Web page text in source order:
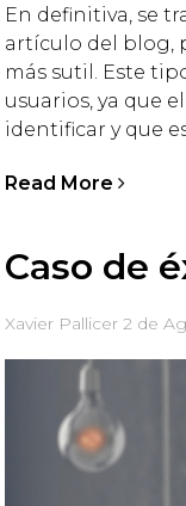
En definitiva, se
artículo del blog,
más sutil. Este
usuarios, ya que
identificar y que
Read More
Caso de
Xavier Pallicer 2 de